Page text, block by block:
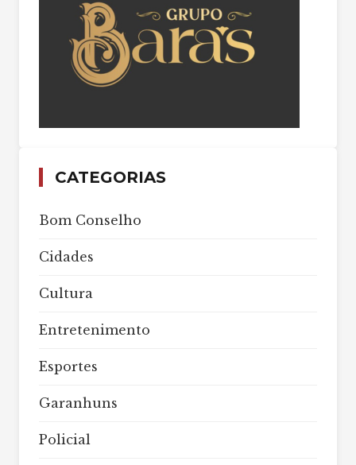
CATEGORIAS
Bom Conselho
Cidades
Cultura
Entretenimento
Esportes
Garanhuns
Policial